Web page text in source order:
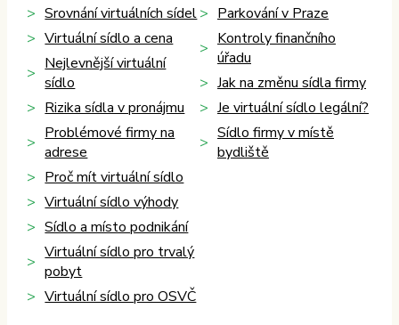
Srovnání virtuálních sídel
Virtuální sídlo a cena
Nejlevnější virtuální
sídlo
Rizika sídla v pronájmu
Problémové firmy na
adrese
Proč mít virtuální sídlo
Virtuální sídlo výhody
Sídlo a místo podnikání
Virtuální sídlo pro trvalý
pobyt
Virtuální sídlo pro OSVČ
Parkování v Praze
Kontroly finančního
úřadu
Jak na změnu sídla firmy
Je virtuální sídlo legální?
Sídlo firmy v místě
bydliště